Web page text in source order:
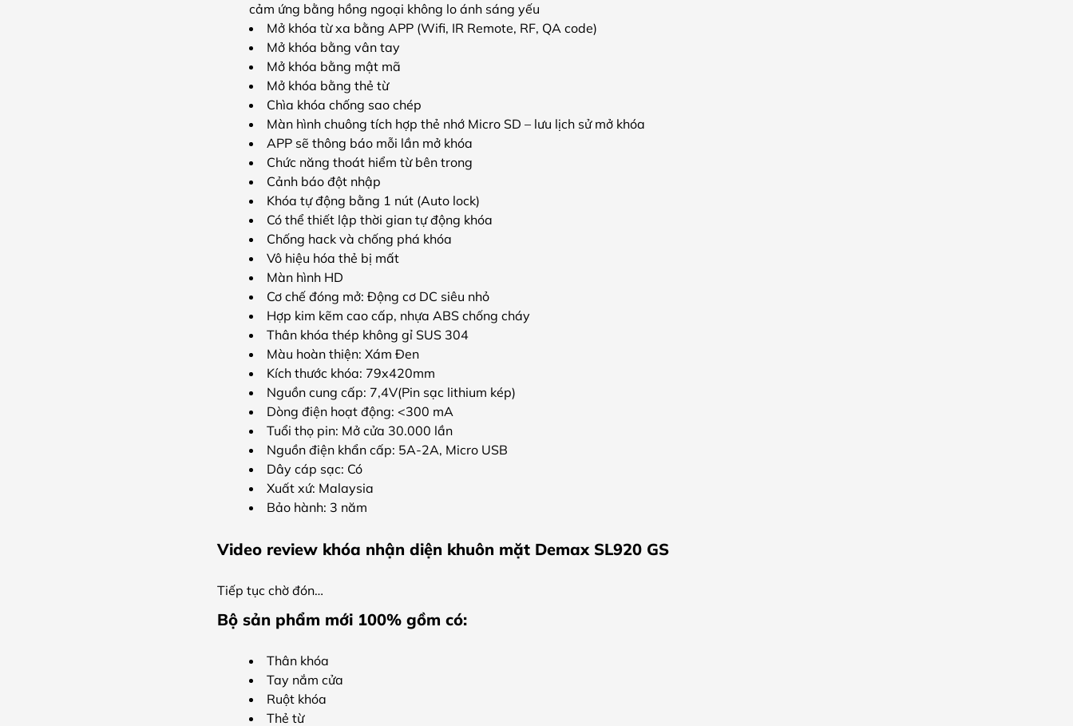
cảm ứng bằng hồng ngoại không lo ánh sáng yếu
Mở khóa từ xa bằng APP (Wifi, IR Remote, RF, QA code)
Mở khóa bằng vân tay
Mở khóa bằng mật mã
Mở khóa bằng thẻ từ
Chìa khóa chống sao chép
Màn hình chuông tích hợp thẻ nhớ Micro SD – lưu lịch sử mở khóa
APP sẽ thông báo mỗi lần mở khóa
Chức năng thoát hiểm từ bên trong
Cảnh báo đột nhập
Khóa tự động bằng 1 nút (Auto lock)
Có thể thiết lập thời gian tự động khóa
Chống hack và chống phá khóa
Vô hiệu hóa thẻ bị mất
Màn hình HD
Cơ chế đóng mở: Động cơ DC siêu nhỏ
Hợp kim kẽm cao cấp, nhựa ABS chống cháy
Thân khóa thép không gỉ SUS 304
Màu hoàn thiện: Xám Đen
Kích thước khóa: 79x420mm
Nguồn cung cấp: 7,4V(Pin sạc lithium kép)
Dòng điện hoạt động: <300 mA
Tuổi thọ pin: Mở cửa 30.000 lần
Nguồn điện khẩn cấp: 5A-2A, Micro USB
Dây cáp sạc: Có
Xuất xứ: Malaysia
Bảo hành: 3 năm
Video review khóa nhận diện khuôn mặt Demax SL920 GS
Tiếp tục chờ đón…
Bộ sản phẩm mới 100% gồm có:
Thân khóa
Tay nắm cửa
Ruột khóa
Thẻ từ